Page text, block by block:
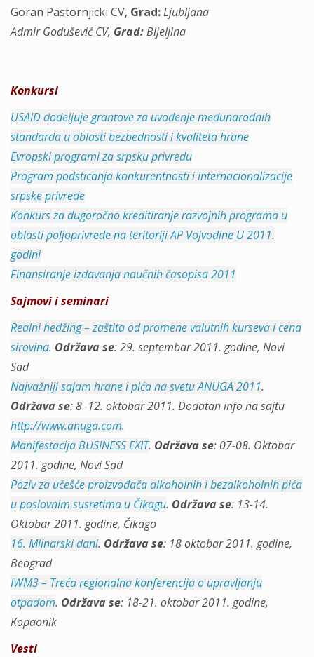
Goran Pastornjicki CV, Grad:Ljubljana
Admir Godušević CV, Grad:Bijeljina
Konkursi
USAID dodeljuje grantove za uvođenje međunarodnih
standarda u oblasti bezbednosti i kvaliteta hrane
Evropski programi za srpsku privredu
Program podsticanja konkurentnosti i internacionalizacije
srpske privrede
Konkurs za dugoročno kreditiranje razvojnih programa u
oblasti poljoprivrede na teritoriji AP Vojvodine U 2011.
godini
Finansiranje izdavanja naučnih časopisa 2011
Sajmovi i seminari
Realni hedžing – zaštita od promene valutnih kurseva i cena
sirovina. Održava se: 29. septembar 2011. godine, Novi
Sad
Najvažniji sajam hrane i pića na svetu ANUGA 2011.
Održava se: 8–12. oktobar 2011. Dodatan info na sajtu
http://www.anuga.com.
Manifestacija BUSINESS EXIT. Održava se: 07-08. Oktobar
2011. godine, Novi Sad
Poziv za učešće proizvođača alkoholnih i bezalkoholnih pića
u poslovnim susretima u Čikagu. Održava se: 13-14.
Oktobar 2011. godine, Čikago
16. Mlinarski dani. Održava se: 18 oktobar 2011. godine,
Beograd
IWM3 – Treća regionalna konferencija o upravljanju
otpadom. Održava se: 18-21. oktobar 2011. godine,
Kopaonik
Vesti